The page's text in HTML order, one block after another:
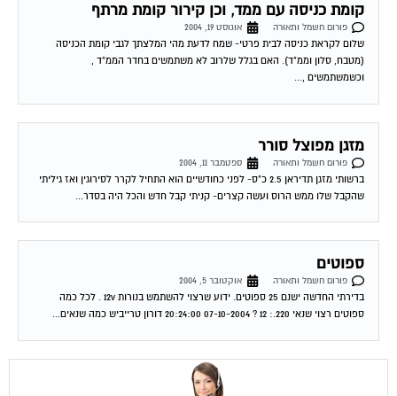
קומת כניסה עם ממד, וכן קירור קומת מרתף
פורום חשמל ותאורה
אוגוסט 19, 2004
שלום לקראת כניסה לבית פרטי- שמח לדעת מהי המלצתך לגבי קומת הכניסה
(מטבח, סלון וממ"ד). האם בגלל שלרוב לא משתמשים בחדר הממ"ד ,
וכשמשתמשים ,...
מזגן מפוצל סורר
פורום חשמל ותאורה
ספטמבר 11, 2004
ברשותי מזגן תדיראן 2.5 כ"ס- לפני כחודשיים הוא התחיל לקרר לסירוגין ואז גיליתי
שהקבל שלו ממש הרוס ועשה קצרים- קניתי קבל חדש והכל היה בסדר...
ספוטים
פורום חשמל ותאורה
אוקטובר 5, 2004
בדירתי החדשה ישנם 25 ספוטים. ידוע שרצוי להשתמש בנורות 12v . לכל כמה
ספוטים רצוי שנאי 220.: 12 ? 07-10-2004 20:24:00 דורון טרייביש כמה שנאים...